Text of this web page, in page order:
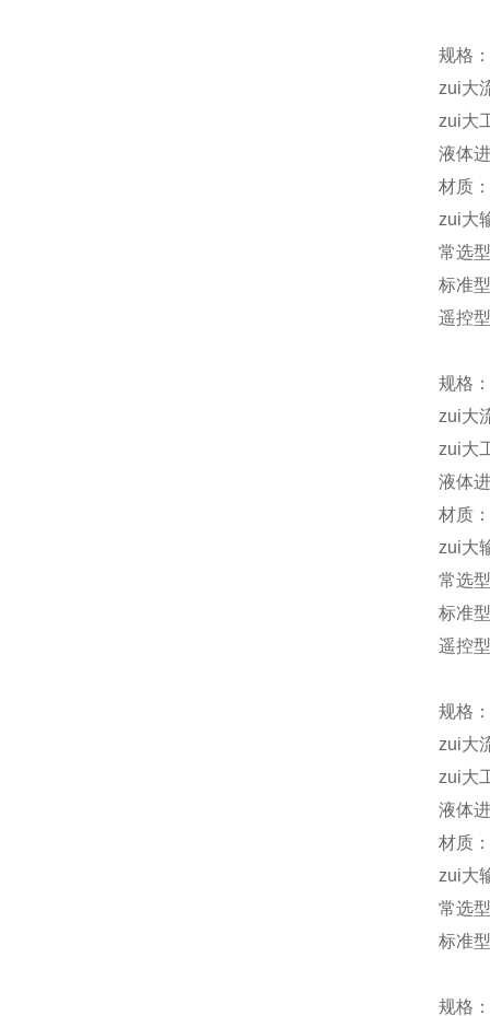
规格
zui大
zui大
液体
材质
zui大
常选
标准
遥控
规格
zui大
zui大
液体
材质
zui大
常选
标准
遥控
规格
zui大
zui大
液体
材质
zui大
常选
标准
规格